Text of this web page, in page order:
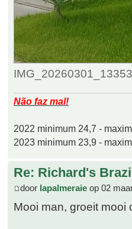
Não faz mal!
2022 minimum 24,7 -
2023 minimum 23,9 -
Re: Richard's
door lapalmeraie op 02
Mooi man, groeit mooi